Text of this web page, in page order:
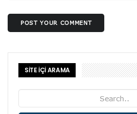
POST YOUR COMMENT
SİTE İÇİ ARAMA